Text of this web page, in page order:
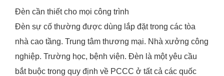
Đèn cần thiết cho mọi công trình
Đèn sự cố thường được dùng lắp đặt trong các tòa
nhà cao tầng. Trung tâm thương mại. Nhà xưởng công
nghiệp. Trường học, bệnh viện. Đèn là một yêu cầu
bắt buộc trong quy định về PCCC ở tất cả các quốc